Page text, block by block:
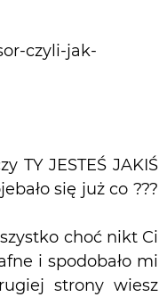
czyli-jak-
TY JESTEŚ JAKIŚ
się już co ???
choć nikt Ci
i spodobało mi
strony wiesz